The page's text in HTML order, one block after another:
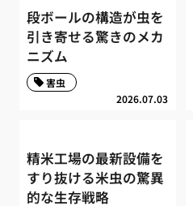
段ボールの構造が虫を
引き寄せる驚きのメカ
ニズム
2026.07.03
害虫
精米工場の最新設備を
すり抜ける米虫の驚異
的な生存戦略